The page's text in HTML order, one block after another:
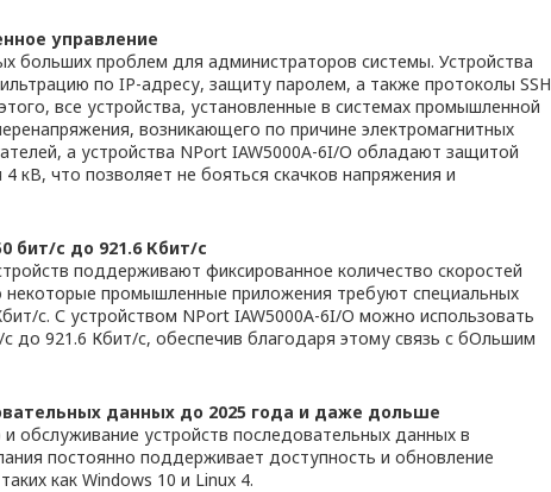
управление
больших проблем для администраторов системы. Устройства
по IP-адресу, защиту паролем, а также протоколы SSH
все устройства, установленные в системах промышленной
возникающего по причине электромагнитных
а устройства NPort IAW5000A-6I/O обладают защитой
кВ, что позволяет не бояться скачков напряжения и
бит/с до 921.6 Кбит/с
поддерживают фиксированное количество скоростей
промышленные приложения требуют специальных
с. С устройством NPort IAW5000A-6I/O можно использовать
до 921.6 Кбит/с, обеспечив благодаря этому связь с бОльшим
данных до 2025 года и даже дольше
обслуживание устройств последовательных данных в
постоянно поддерживает доступность и обновление
как Windows 10 и Linux 4.